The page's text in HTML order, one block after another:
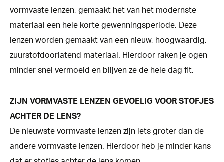
vormvaste lenzen, gemaakt het van het modernste
materiaal een hele korte gewenningsperiode. Deze
lenzen worden gemaakt van een nieuw, hoogwaardig,
zuurstofdoorlatend materiaal. Hierdoor raken je ogen
minder snel vermoeid en blijven ze de hele dag fit.
ZIJN VORMVASTE LENZEN GEVOELIG VOOR STOFJES
ACHTER DE LENS?
De nieuwste vormvaste lenzen zijn iets groter dan de
andere vormvaste lenzen. Hierdoor heb je minder kans